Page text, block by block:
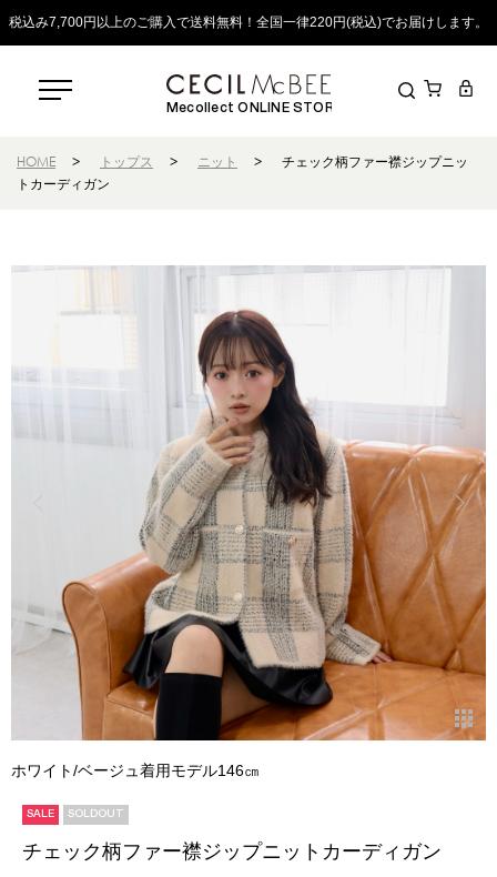
税込み7,700円以上のご購入で送料無料！全国一律220円(税込)でお届けします。
Mecollect ONLINE STORE
HOME > トップス > ニット >
チェック柄ファー襟ジップニッ
トカーディガン
ホワイト/ベージュ着用モデル146㎝
SALE SOLDOUT
チェック柄ファー襟ジップニットカーディガン